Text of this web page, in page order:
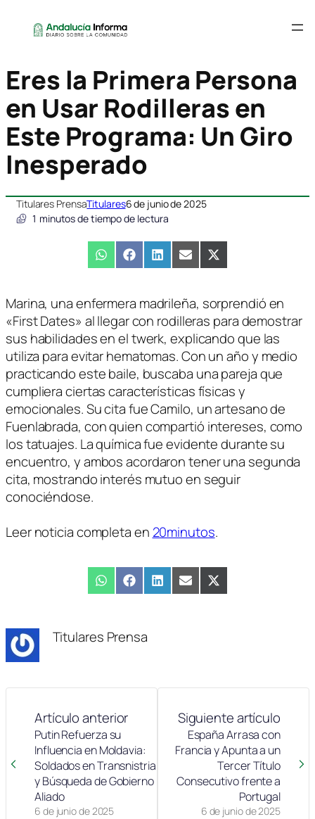
Eres la Primera Persona
en Usar Rodilleras en
Este Programa: Un Giro
Inesperado
Titulares PrensaTitulares6 de junio de 2025
1 minutos de tiempo de lectura
Compartir
en
WhatsAppCompartir
en
FacebookCompartir
en
LinkedInCompartir
en
EmailCompartir
en
X
(Twitter)
Marina, una enfermera madrileña, sorprendió en
«First Dates» al llegar con rodilleras para demostrar
sus habilidades en el twerk, explicando que las
utiliza para evitar hematomas. Con un año y medio
practicando este baile, buscaba una pareja que
cumpliera ciertas características físicas y
emocionales. Su cita fue Camilo, un artesano de
Fuenlabrada, con quien compartió intereses, como
los tatuajes. La química fue evidente durante su
encuentro, y ambos acordaron tener una segunda
cita, mostrando interés mutuo en seguir
conociéndose.
Leer noticia completa en 20minutos.
Compartir
en
WhatsAppCompartir
en
FacebookCompartir
en
LinkedInCompartir
en
EmailCompartir
en
X
(Twitter)
Titulares Prensa
Artículo anterior
6 de junio de 2025
Putin Refuerza su
Influencia en Moldavia:
Soldados en Transnistria
y Búsqueda de Gobierno
Aliado
Siguiente artículo
6 de junio de 2025
España Arrasa con
Francia y Apunta a un
Tercer Título
Consecutivo frente a
Portugal